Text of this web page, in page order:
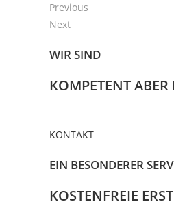
Previous
Next
WIR SIND
KOMPETENT
KONTAKT
EIN BESONDERER
KOSTENFREIE